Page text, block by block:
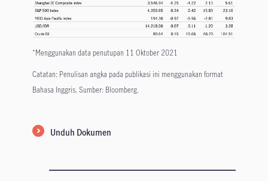
*Menggunakan data penutupan 11 Oktober 2021
Catatan: Penulisan angka pada publikasi ini menggunakan format
Bahasa Inggris. Sumber: Bloomberg.
Unduh Dokumen